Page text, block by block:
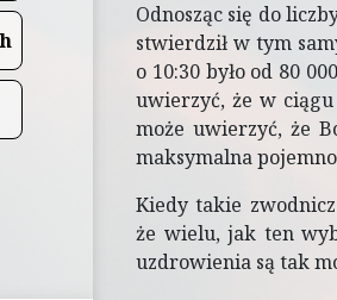
Odnosząc się do
stwierdził w tym
o 10:30 było od 80
uwierzyć, że w
może uwierzyć, że
maksymalna
Kiedy takie
że wielu, jak ten
uzdrowienia są tak